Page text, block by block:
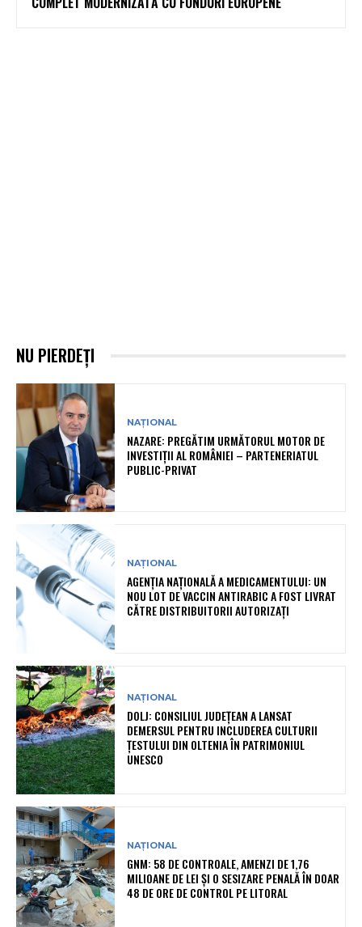
NU PIERDEȚI
NAȚIONAL
NAZARE: PREGĂTIM URMĂTORUL MOTOR DE
INVESTIȚII AL ROMÂNIEI – PARTENERIATUL
PUBLIC-PRIVAT
NAȚIONAL
AGENȚIA NAȚIONALĂ A MEDICAMENTULUI: UN
NOU LOT DE VACCIN ANTIRABIC A FOST LIVRAT
CĂTRE DISTRIBUITORII AUTORIZAȚI
NAȚIONAL
DOLJ: CONSILIUL JUDEȚEAN A LANSAT
DEMERSUL PENTRU INCLUDEREA CULTURII
ȚESTULUI DIN OLTENIA ÎN PATRIMONIUL
UNESCO
NAȚIONAL
GNM: 58 DE CONTROALE, AMENZI DE 1,76
MILIOANE DE LEI ȘI O SESIZARE PENALĂ ÎN DOAR
48 DE ORE DE CONTROL PE LITORAL